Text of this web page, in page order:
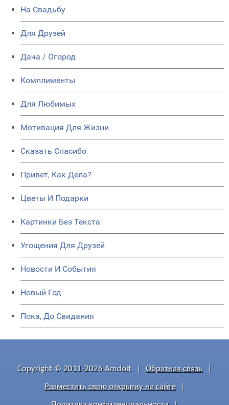
На Свадьбу
Для Друзей
Дача / Огород
Комплименты
Для Любимых
Мотивация Для Жизни
Сказать Спасибо
Привет, Как Дела?
Цветы И Подарки
Картинки Без Текста
Угощения Для Друзей
Новости И События
Новый Год
Пока, До Свидания
Copyright © 2011-2026 Amdoit Обратная связь
Разместить свою открытку на сайте